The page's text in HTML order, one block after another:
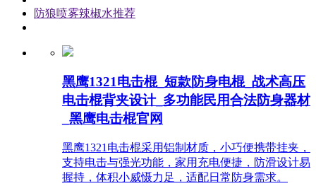
防狼喷雾辣椒水推荐
黑鹰1321电击棍_短款防身电棍_战术高压
电击棍背夹设计_多功能民用合法防身器材
_黑鹰电击棍官网
黑鹰1321电击棍采用铝制材质，小巧便携带挂夹，
支持电击与强光功能，家用充电便捷，防滑设计易
握持，体积小威慑力足，适配日常防身需求。